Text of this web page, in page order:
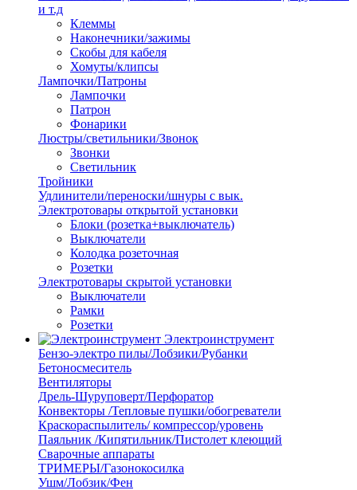
и т.д
Клеммы
Наконечники/зажимы
Скобы для кабеля
Хомуты/клипсы
Лампочки/Патроны
Лампочки
Патрон
Фонарики
Люстры/светильники/Звонок
Звонки
Светильник
Тройники
Удлинители/переноски/шнуры с вык.
Электротовары открытой установки
Блоки (розетка+выключатель)
Выключатели
Колодка розеточная
Розетки
Электротовары скрытой установки
Выключатели
Рамки
Розетки
Электроинструмент
Бензо-электро пилы/Лобзики/Рубанки
Бетоносмеситель
Вентиляторы
Дрель-Шуруповерт/Перфоратор
Конвекторы /Тепловые пушки/обогреватели
Краскораспылитель/ компрессор/уровень
Паяльник /Кипятильник/Пистолет клеющий
Сварочные аппараты
ТРИМЕРЫ/Газонокосилка
Ушм/Лобзик/Фен